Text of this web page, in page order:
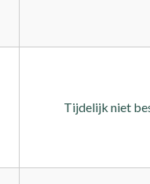
Tijdelijk niet